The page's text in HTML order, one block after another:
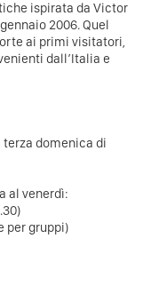
ispirata da Victor
2006. Quel
ai primi visitatori,
dall’Italia e
domenica di
al venerdì:
per gruppi)